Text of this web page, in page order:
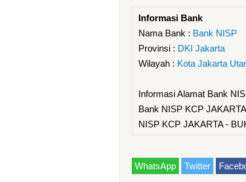
Informasi Bank
Nama Bank : Bank NISP
Provinsi : DKI Jakarta
Wilayah : Kota Jakarta
Informasi Alamat Bank
Bank NISP KCP
NISP KCP JAKARTA -
WhatsApp Twitter